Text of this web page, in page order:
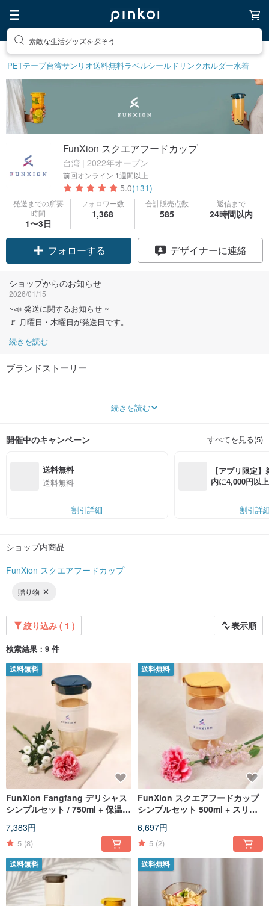
素敵な生活グッズを探そう
PETテープ台湾サンリオ送料無料ラベルシール ドリンクホルダー水着
FunXion スクエアフードカップ
台湾 | 2022年オープン
前回オンライン 1週間以上
5.0(131)
発送までの所要
時間
1〜3日
フォロワー数
1,368
合計販売点数
585
返信まで
24時間以内
フォローする デザイナーに連絡
ショップからのお知らせ
2026/01/15
~📣 発送に関するお知らせ ~
🚩 月曜日・木曜日が発送日です。
続きを読む
ブランドストーリー
台湾・台南発のローカルブランド。デザイナー、伝統的な製造業者、そしてク
リエイティブなパートナーたちが集結して生まれました！
あなたの生活に寄り添う、スタイリッシュな日用品をお届けします！
続きを読む
開催中のキャンペーン すべてを見る(5)
送料無料
送料無料
割引詳細
【アプリ限定
内に4,000円以
割引詳
ショップ内商品
FunXion スクエアフードカップ
贈り物
絞り込み ( 1 ) 表示順
検索結果：9 件
送料無料
FunXion Fangfang デリシャス
シンプルセット / 750ml + 保温カ
7,383円
5 (8)
送料無料
FunXion スクエアフードカップ
シンプルセット 500ml + スリー
6,697円
5 (2)
送料無料 送料無料